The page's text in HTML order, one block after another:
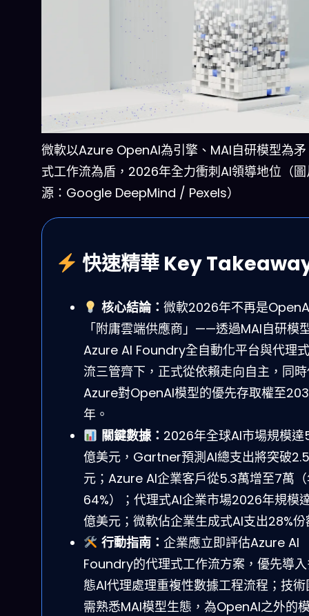
微軟以Azure OpenAI為引擎、MAI自研模型為
式工作流為盾，2026年全力衝刺AI領導地位（
源：Google DeepMind / Pexels）
快速精華 Key
核心結論： 微軟2026年不再是
「附庸雲端供應商」——透過MAI自研模
Azure AI Foundry全自動化平台與代理
流三管齊下，正式從依賴走向自主，同
Azure對OpenAI模型的優先存取權至
年。
關鍵數據： 2026年全球AI市場規模達
億美元，Gartner預測AI總支出將突破
元；Azure AI企業客戶從5.3萬增至7萬
64%）；代理式AI企業市場2026年規模
億美元；微軟佔企業生成式AI支出28%
行動指南： 企業應立即評估Azure AI
Foundry的代理式工作流方案，優先導
態AI代理處理重複性數據工程流程；技
需熟悉MAI模型生態，為OpenAI之外的